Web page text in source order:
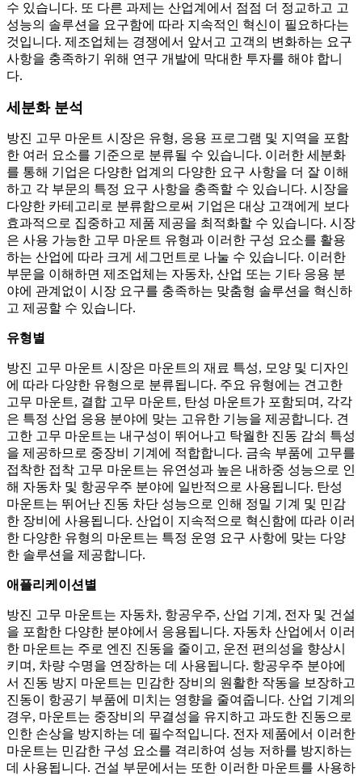
수 있습니다. 또 다른 과제는 산업계에서 점점 더 정교하고 고
성능의 솔루션을 요구함에 따라 지속적인 혁신이 필요하다는
것입니다. 제조업체는 경쟁에서 앞서고 고객의 변화하는 요구
사항을 충족하기 위해 연구 개발에 막대한 투자를 해야 합니
다.
세분화 분석
방진 고무 마운트 시장은 유형, 응용 프로그램 및 지역을 포함
한 여러 요소를 기준으로 분류될 수 있습니다. 이러한 세분화
를 통해 기업은 다양한 업계의 다양한 요구 사항을 더 잘 이해
하고 각 부문의 특정 요구 사항을 충족할 수 있습니다. 시장을
다양한 카테고리로 분류함으로써 기업은 대상 고객에게 보다
효과적으로 집중하고 제품 제공을 최적화할 수 있습니다. 시장
은 사용 가능한 고무 마운트 유형과 이러한 구성 요소를 활용
하는 산업에 따라 크게 세그먼트로 나눌 수 있습니다. 이러한
부문을 이해하면 제조업체는 자동차, 산업 또는 기타 응용 분
야에 관계없이 시장 요구를 충족하는 맞춤형 솔루션을 혁신하
고 제공할 수 있습니다.
유형별
방진 고무 마운트 시장은 마운트의 재료 특성, 모양 및 디자인
에 따라 다양한 유형으로 분류됩니다. 주요 유형에는 견고한
고무 마운트, 결합 고무 마운트, 탄성 마운트가 포함되며, 각각
은 특정 산업 응용 분야에 맞는 고유한 기능을 제공합니다. 견
고한 고무 마운트는 내구성이 뛰어나고 탁월한 진동 감쇠 특성
을 제공하므로 중장비 기계에 적합합니다. 금속 부품에 고무를
접착한 접착 고무 마운트는 유연성과 높은 내하중 성능으로 인
해 자동차 및 항공우주 분야에 일반적으로 사용됩니다. 탄성
마운트는 뛰어난 진동 차단 성능으로 인해 정밀 기계 및 민감
한 장비에 사용됩니다. 산업이 지속적으로 혁신함에 따라 이러
한 다양한 유형의 마운트는 특정 운영 요구 사항에 맞는 다양
한 솔루션을 제공합니다.
애플리케이션별
방진 고무 마운트는 자동차, 항공우주, 산업 기계, 전자 및 건설
을 포함한 다양한 분야에서 응용됩니다. 자동차 산업에서 이러
한 마운트는 주로 엔진 진동을 줄이고, 운전 편의성을 향상시
키며, 차량 수명을 연장하는 데 사용됩니다. 항공우주 분야에
서 진동 방지 마운트는 민감한 장비의 원활한 작동을 보장하고
진동이 항공기 부품에 미치는 영향을 줄여줍니다. 산업 기계의
경우, 마운트는 중장비의 무결성을 유지하고 과도한 진동으로
인한 손상을 방지하는 데 필수적입니다. 전자 제품에서 이러한
마운트는 민감한 구성 요소를 격리하여 성능 저하를 방지하는
데 사용됩니다. 건설 부문에서는 또한 이러한 마운트를 사용하